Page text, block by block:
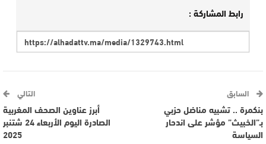
رابط المشاركة :
السابق
بنكمرة .. تشبيه مناضل حزبي
بـ”الخبيث” مؤشر على اندحار
السياسة
التالي
أبرز عناوين الصحف المغربية
الصادرة اليوم الأربعاء 24 شتنبر
2025